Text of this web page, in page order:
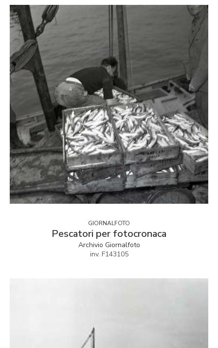
GIORNALFOTO
Pescatori per fotocronaca
Archivio Giornalfoto
inv. F143105